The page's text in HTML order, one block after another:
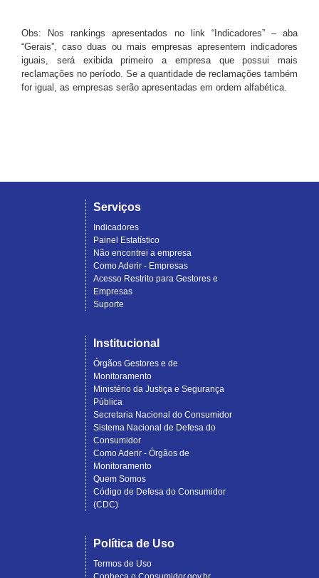
Obs: Nos rankings apresentados no link “Indicadores” – aba
“Gerais”, caso duas ou mais empresas apresentem indicadores
iguais, será exibida primeiro a empresa que possui mais
reclamações no período. Se a quantidade de reclamações também
for igual, as empresas serão apresentadas em ordem alfabética.
Serviços
Indicadores
Painel Estatístico
Não encontrei a empresa
Como Aderir - Empresas
Acesso Restrito para Gestores e
Empresas
Suporte
Institucional
Órgãos Gestores e de
Monitoramento
Ministério da Justiça e Segurança
Pública
Secretaria Nacional do Consumidor
Sistema Nacional de Defesa do
Consumidor
Como Aderir - Órgãos de
Monitoramento
Quem Somos
Código de Defesa do Consumidor
(CDC)
Política de Uso
Termos de Uso